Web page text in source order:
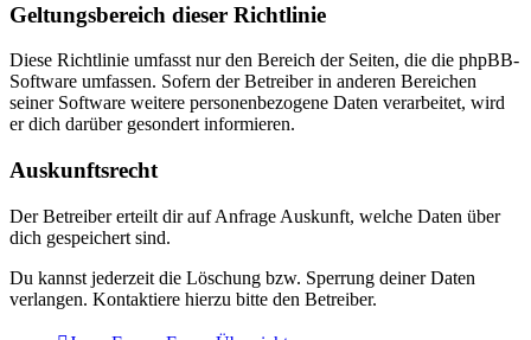
Geltungsbereich dieser Richtlinie
Diese Richtlinie umfasst nur den Bereich der Seiten, die die phpBB-
Software umfassen. Sofern der Betreiber in anderen Bereichen
seiner Software weitere personenbezogene Daten verarbeitet, wird
er dich darüber gesondert informieren.
Auskunftsrecht
Der Betreiber erteilt dir auf Anfrage Auskunft, welche Daten über
dich gespeichert sind.
Du kannst jederzeit die Löschung bzw. Sperrung deiner Daten
verlangen. Kontaktiere hierzu bitte den Betreiber.